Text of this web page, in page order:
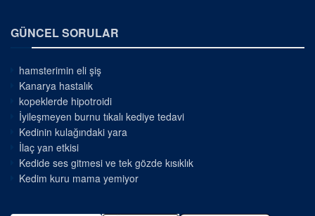
GÜNCEL SORULAR
hamsterimin eli şiş
Kanarya hastalık
kopeklerde hipotroidi
İyileşmeyen burnu tıkalı kediye tedavi
Kedinin kulağındaki yara
İlaç yan etkisi
Kedide ses gitmesi ve tek gözde kısıklık
Kedim kuru mama yemiyor